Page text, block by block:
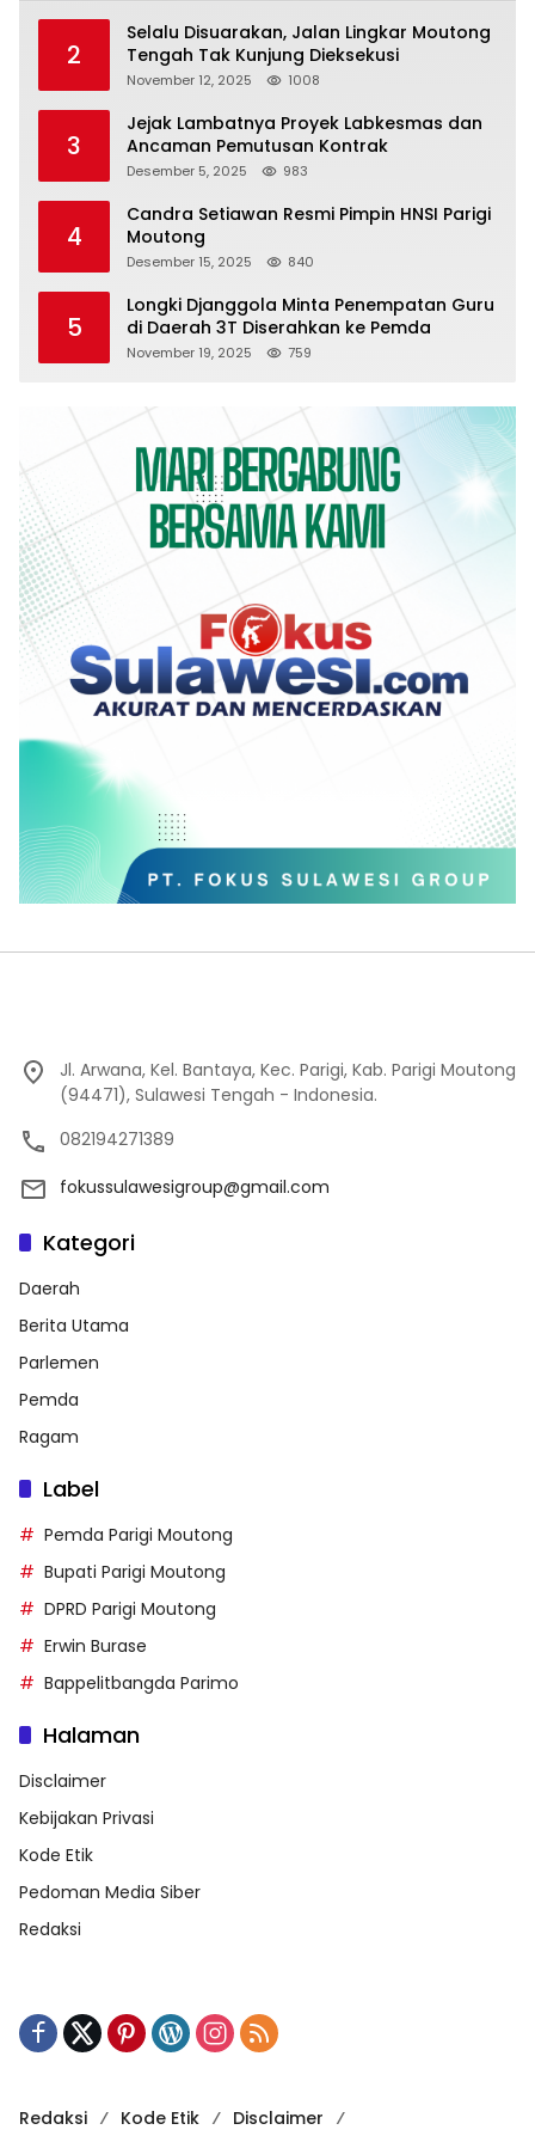
2
Selalu Disuarakan, Jalan Lingkar Moutong
Tengah Tak Kunjung Dieksekusi
November 12, 2025 1008
3
Jejak Lambatnya Proyek Labkesmas dan
Ancaman Pemutusan Kontrak
Desember 5, 2025 983
4
Candra Setiawan Resmi Pimpin HNSI Parigi
Moutong
Desember 15, 2025 840
5
Longki Djanggola Minta Penempatan Guru
di Daerah 3T Diserahkan ke Pemda
November 19, 2025 759
Jl. Arwana, Kel. Bantaya, Kec. Parigi, Kab. Parigi Moutong
(94471), Sulawesi Tengah - Indonesia.
082194271389
fokussulawesigroup@gmail.com
Kategori
Daerah
Berita Utama
Parlemen
Pemda
Ragam
Label
Pemda Parigi Moutong
Bupati Parigi Moutong
DPRD Parigi Moutong
Erwin Burase
Bappelitbangda Parimo
Halaman
Disclaimer
Kebijakan Privasi
Kode Etik
Pedoman Media Siber
Redaksi
Redaksi Kode Etik
Disclaimer